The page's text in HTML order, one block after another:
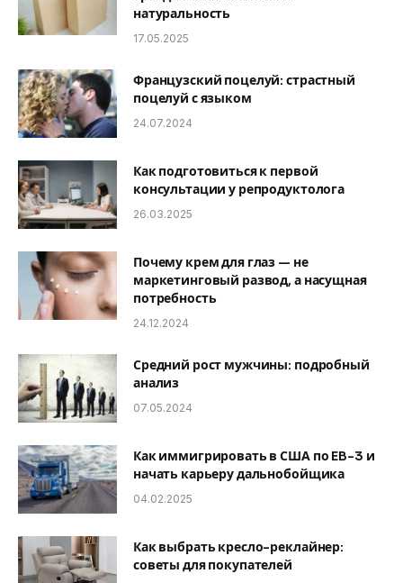
натуральность
17.05.2025
Французский поцелуй: страстный
поцелуй с языком
24.07.2024
Как подготовиться к первой
консультации у репродуктолога
26.03.2025
Почему крем для глаз — не
маркетинговый развод, а насущная
потребность
24.12.2024
Средний рост мужчины: подробный
анализ
07.05.2024
Как иммигрировать в США по EB-3 и
начать карьеру дальнобойщика
04.02.2025
Как выбрать кресло-реклайнер:
советы для покупателей